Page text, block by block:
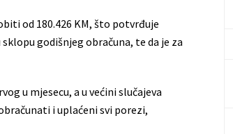
od 180.426 KM, što potvrđuje
godišnjeg obračuna, te da je za
u mjesecu, a u većini slučajeva
i uplaćeni svi porezi,